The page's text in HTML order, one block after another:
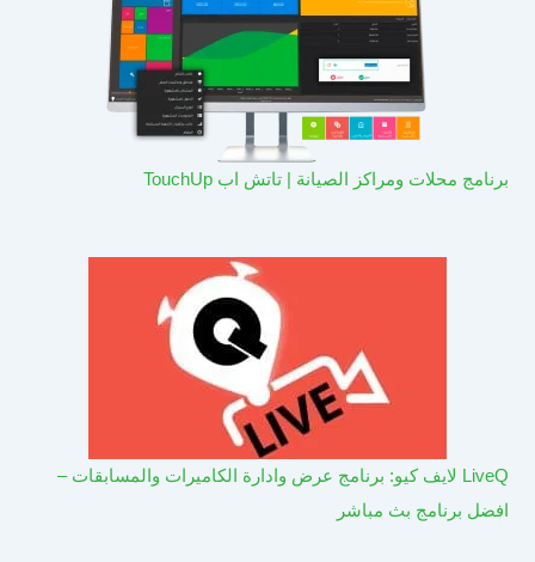
برنامج محلات ومراكز الصيانة | تاتش اب TouchUp
LiveQ لايف كيو: برنامج عرض وادارة الكاميرات والمسابقات –
افضل برنامج بث مباشر